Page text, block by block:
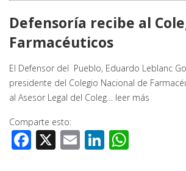
Defensoría recibe al
Farmacéuticos
El Defensor del Pueblo, Eduardo Leblanc
presidente del Colegio Nacional de
al Asesor Legal del Coleg… leer más
Comparte esto:
Facebook
X EmailLinkedIn